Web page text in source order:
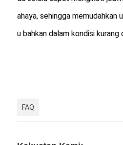
ahaya, sehingga memudahkan
u bahkan dalam kondisi kurang
FAQ